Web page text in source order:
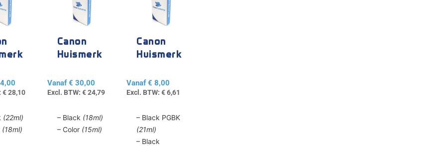
€28,10
(22ml)
(18ml)
Canon
Huismerk
CL-545
Vanaf€ 30,00
Excl. BTW: €24,79
– Black (18ml)
– Color (15ml)
meerdere
Deze
optie
worden
productpagina
Canon
Huismerk
CLI-521
Vanaf€ 8,00
Excl. BTW:€6,61
– Black PGBK
(21ml)
– Black
meerdere
Deze
optie
worden
productpagina